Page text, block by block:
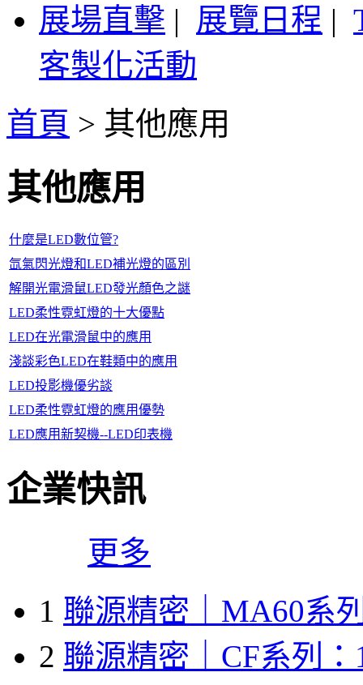
展場直擊 | 展覽日程 |
客製化活動
首頁 > 其他應用
其他應用
什麼是LED數位管?
氙氣閃光燈和LED補光燈的區別
解開光電滑鼠LED發光顏色之謎
LED柔性霓虹燈的十大優點
LED在光電滑鼠中的應用
淺談彩色LED在鞋類中的應用
LED投影機優劣談
LED柔性霓虹燈的應用優勢
LED應用新契機--LED印表機
企業快訊
更多
1 聯源精密｜MA60系
2 聯源精密｜CF系列：